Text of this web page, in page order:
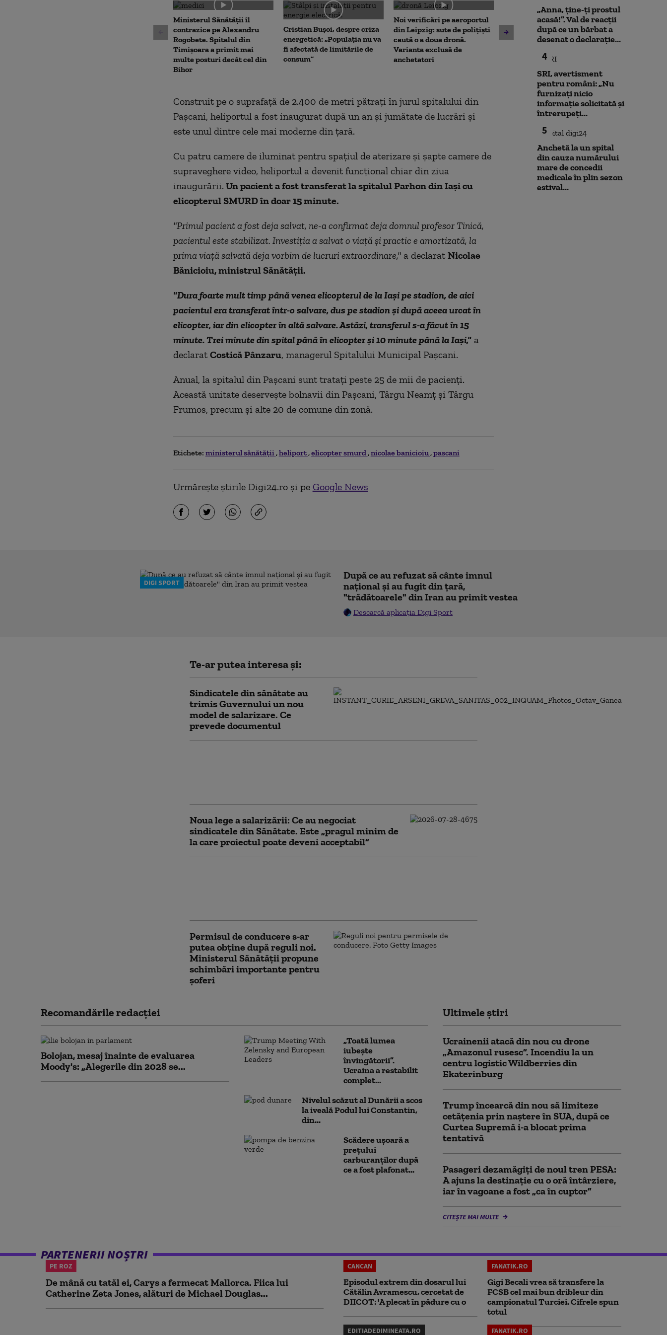
secondsVolume
90%
Ministerul Sănătății îl
contrazice pe Alexandru
Rogobete. Spitalul din
Timișoara a primit mai
multe posturi decât cel din
Bihor
Cristian Bușoi, despre criza
energetică: „Populația nu va
fi afectată de limitările de
consum”
Noi verificări pe aeroportul
din Leipzig: sute de polițiști
caută o a doua dronă.
Varianta exclusă de
anchetatori
Societatea de Transport
București și-a cerut
insolvența
după
Construit pe o suprafaţă de 2.400 de metri pătraţi în jurul spitalului din
Paşcani, heliportul a fost inaugurat după un an şi jumătate de lucrări şi
este unul dintre cele mai moderne din ţară.
Cu patru camere de iluminat pentru spaţiul de aterizare şi şapte camere de
supraveghere video, heliportul a devenit funcţional chiar din ziua
inaugurării. Un pacient a fost transferat la spitalul Parhon din Iaşi cu
elicopterul SMURD în doar 15 minute.
"Primul pacient a fost deja salvat, ne-a confirmat deja domnul profesor Tinică,
pacientul este stabilizat. Investiţia a salvat o viaţă şi practic e amortizată, la
prima viaţă salvată deja vorbim de lucruri extraordinare,"a declarat Nicolae
Bănicioiu, ministrul Sănătăţii.
"Dura foarte mult timp până venea elicopterul de la Iaşi pe stadion, de aici
pacientul era transferat într-o salvare, dus pe stadion şi după aceea urcat în
elicopter, iar din elicopter în altă salvare. Astăzi, transferul s-a făcut în 15
minute. Trei minute din spital până în elicopter şi 10 minute până la Iaşi,"a
declarat Costică Pânzaru, managerul Spitalului Municipal Paşcani.
Anual, la spitalul din Paşcani sunt tratați peste 25 de mii de pacienţi.
Această unitate deserveşte bolnavii din Paşcani, Târgu Neamţ şi Târgu
Frumos, precum şi alte 20 de comune din zonă.
Etichete: ministerul sănătăţii heliport elicopter smurd nicolae banicioiu pascani
Urmărește știrile Digi24.ro și pe Google News
„Anna, ţine-ţi prostul
acasă!”. Val de reacții
după ce un bărbat a
desenat o declarație...
4
SRI, avertisment
pentru români: „Nu
furnizați nicio
informație solicitată și
întrerupeți...
5
Anchetă la un spital
din cauza numărului
mare de concedii
medicale în plin sezon
estival...
DIGI SPORT
După ce au refuzat să cânte imnul
naţional şi au fugit din ţară,
"trădătoarele" din Iran au primit vestea
Descarcă aplicația Digi Sport
Te-ar putea interesa și:
Sindicatele din sănătate au
trimis Guvernului un nou
model de salarizare. Ce
prevede documentul
Noua lege a salarizării: Ce au negociat
sindicatele din Sănătate. Este „pragul minim de
la care proiectul poate deveni acceptabil”
Permisul de conducere s-ar
putea obține după reguli noi.
Ministerul Sănătății propune
schimbări importante pentru
șoferi
Recomandările redacţiei
Bolojan, mesaj înainte de evaluarea
Moody's: „Alegerile din 2028 se...
„Toată lumea
iubește
învingătorii”.
Ucraina a restabilit
complet...
Nivelul scăzut al Dunării a scos
la iveală Podul lui Constantin,
din...
Scădere ușoară a
prețului
carburanților după
ce a fost plafonat...
Ultimele știri
Ucrainenii atacă din nou cu drone
„Amazonul rusesc”. Incendiu la un
centru logistic Wildberries din
Ekaterinburg
Trump încearcă din nou să limiteze
cetățenia prin naștere în SUA, după ce
Curtea Supremă i-a blocat prima
tentativă
Pasageri dezamăgiți de noul tren PESA:
A ajuns la destinație cu o oră întârziere,
iar în vagoane a fost „ca în cuptor”
CITEȘTE MAI MULTE
PARTENERII NOȘTRI
PE ROZ
De mână cu tatăl ei, Carys a fermecat Mallorca. Fiica lui
Catherine Zeta Jones, alături de Michael Douglas...
CANCAN
Episodul extrem din dosarul lui
Cătălin Avramescu, cercetat de
DIICOT: 'A plecat în pădure cu o
FANATIK.RO
Gigi Becali vrea să transfere la
FCSB cel mai bun dribleur din
campionatul Turciei. Cifrele spun
totul
EDITIADEDIMINEATA.RO FANATIK.RO